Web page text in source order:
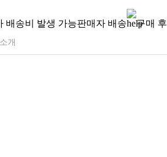
배송비 발생 가능판매자 배송 구매
개